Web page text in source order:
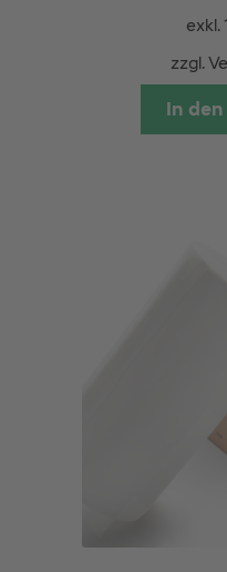
exkl.
zzgl.
In